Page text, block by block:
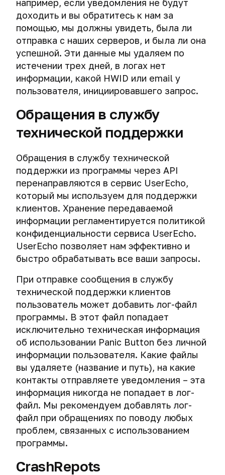
например, если уведомления не будут
доходить и вы обратитесь к нам за
помощью, мы должны увидеть, была ли
отправка с наших серверов, и была ли она
успешной. Эти данные мы удаляем по
истечении трех дней, в логах нет
информации, какой HWID или email у
пользователя, инициировавшего запрос.
Обращения в службу
технической поддержки
Обращения в службу технической
поддержки из программы через API
перенаправляются в сервис UserEcho,
который мы используем для поддержки
клиентов. Хранение передаваемой
информации регламентируется политикой
конфиденциальности сервиса UserEcho.
UserEcho позволяет нам эффективно и
быстро обрабатывать все ваши запросы.
При отправке сообщения в службу
технической поддержки клиентов
пользователь может добавить лог-файл
программы. В этот файл попадает
исключительно техническая информация
об использовании Panic Button без личной
информации пользователя. Какие файлы
вы удаляете (название и путь), на какие
контакты отправляете уведомления – эта
информация никогда не попадает в лог-
файл. Мы рекомендуем добавлять лог-
файл при обращениях по поводу любых
проблем, связанных с использованием
программы.
CrashRepots